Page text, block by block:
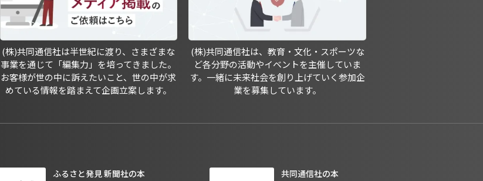
(株)共同通信社は半世紀に渡り、さまざまな
事業を通じて「編集力」を培ってきました。
お客様が世の中に訴えたいこと、世の中が求
めている情報を踏まえて企画立案します。
(株)共同通信社は、教育・文化・スポーツな
ど各分野の活動やイベントを主催していま
す。一緒に未来社会を創り上げていく参加企
業を募集しています。
ふるさと発見 新聞社の本 共同通信社の本